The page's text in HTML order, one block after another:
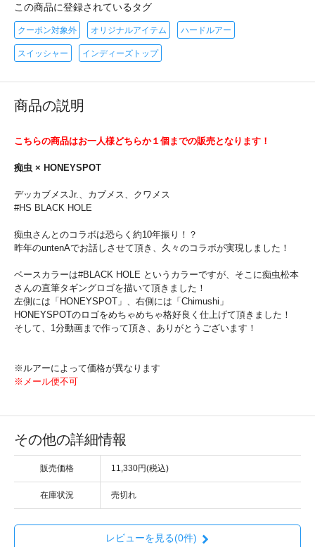
この商品に登録されているタグ
クーポン対象外 オリジナルアイテム ハードルアー
スイッシャー インディーズトップ
商品の説明
こちらの商品はお一人様どちらか１個までの販売となります！
痴虫 × HONEYSPOT
デッカブメスJr.、カブメス、クワメス
#HS BLACK HOLE
痴虫さんとのコラボは恐らく約10年振り！？
昨年のuntenAでお話しさせて頂き、久々のコラボが実現しました！
ベースカラーは#BLACK HOLE というカラーですが、そこに痴虫松本
さんの直筆タギングロゴを描いて頂きました！
左側には「HONEYSPOT」、右側には「Chimushi」
HONEYSPOTのロゴをめちゃめちゃ格好良く仕上げて頂きました！
そして、1分動画まで作って頂き、ありがとうございます！
※ルアーによって価格が異なります
※メール便不可
その他の詳細情報
販売価格 11,330円(税込)
在庫状況 売切れ
レビューを見る(0件)